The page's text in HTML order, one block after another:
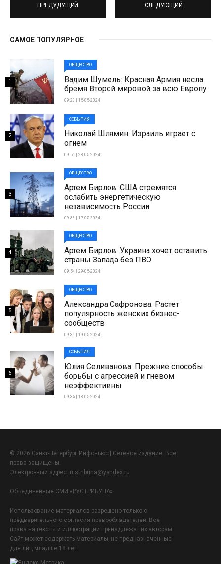
ПРЕДУДУЩИЙ СЛЕДУЮЩИЙ
САМОЕ ПОПУЛЯРНОЕ
ОБЩЕСТВО
Вадим Шумель: Красная Армия несла
бремя Второй мировой за всю Европу
09:20 | 15-05-2024
1
СОБЫТИЯ
Николай Шлямин: Израиль играет с
огнем
09:51 | 28-05-2024
2
ОБЩЕСТВО
Артем Бирлов: США стремятся
ослабить энергетическую
независимость России
09:33 | 17-05-2024
3
ОБЩЕСТВО
Артем Бирлов: Украина хочет оставить
страны Запада без ПВО
09:54 | 29-05-2024
4
ОБЩЕСТВО
Александра Сафронова: Растет
популярность женских бизнес-
сообществ
09:39 | 19-05-2024
5
СОБЫТИЯ
Юлия Селиванова: Прежние способы
борьбы с агрессией и гневом
неэффективны
09:35 | 18-05-2024
6
© 2026 Санкт-Петербург Инфоньюс | Сетевое издание. Все
права защищены.
Электронный адрес: rustribuna@yandex.ru
Объединенные СМИ «РУСТРИБУНА»
Использование материалов разрешено только с
предварительного согласия правообладателей. Все
права на тексты и иллюстрации принадлежат их авторам.
Сайт может содержать материалы, не предназначенные
для лиц младше 18 лет.